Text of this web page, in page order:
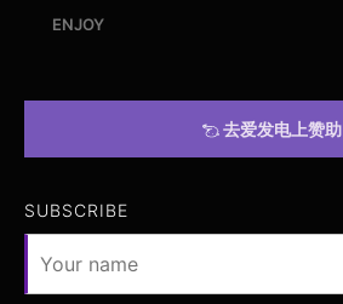
ENJOY
去爱发电上赞助
SUBSCRIBE